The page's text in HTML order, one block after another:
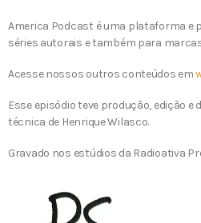
America Podcast é uma plataforma e
séries autorais e também para
Acesse nossos outros conteúdos em
Esse episódio teve produção, edição e
técnica de Henrique Wilasco.
Gravado nos estúdios da Radioativa